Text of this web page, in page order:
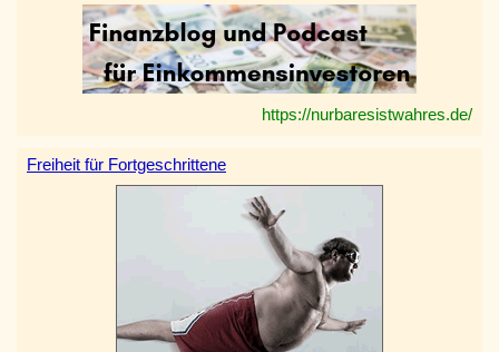
https://nurbaresistwahres.de/
Freiheit für Fortgeschrittene